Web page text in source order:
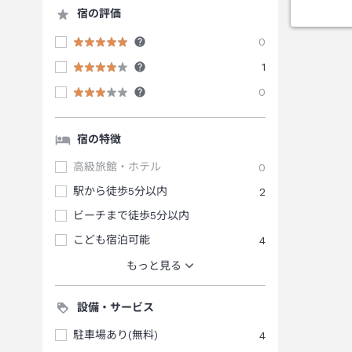
宿の評価
0
1
0
宿の特徴
高級旅館・ホテル
0
駅から徒歩5分以内
2
ビーチまで徒歩5分以内
こども宿泊可能
4
もっと見る
設備・サービス
駐車場あり(無料)
4